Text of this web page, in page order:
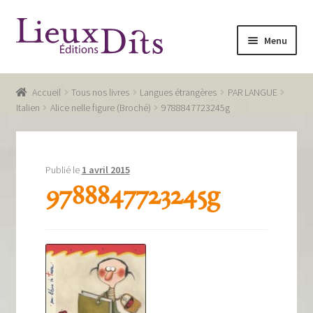
Aller
à
navigation
Aller
au
Menu
Accueil
Commande
Conditions générales de vente
Glossaire
Mentions légales / Données personnelles
Recevoir notre newsletter
Accueil Tous nos livres Langues étrangères
PAR LANGUE
Italien
Alice nelle figure (Broché) 9788847723245g
Publié le 1 avril 2015
9788847723245g